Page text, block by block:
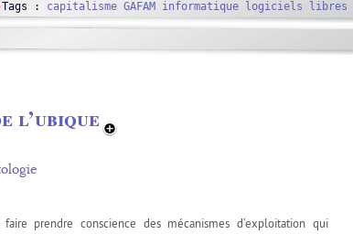
Tags : capitalisme GAFAM informatique logiciels libres
l’ubique
faire prendre conscience des mécanismes d’exploitation qui